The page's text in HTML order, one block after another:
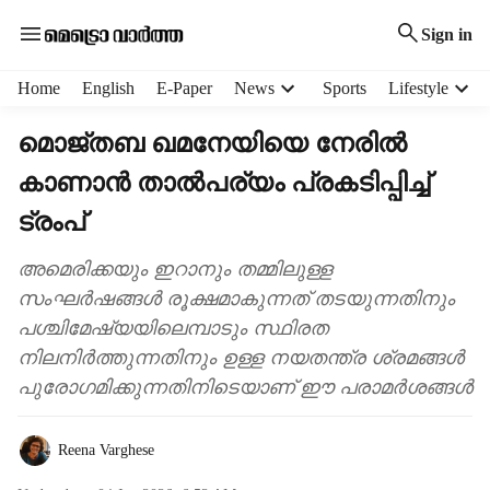
Sign in
Home English E-Paper News Sports Lifestyle
മൊജ്തബ ഖമനേയിയെ നേരിൽ
കാണാൻ താൽപര്യം പ്രകടിപ്പിച്ച്
ട്രംപ്
അമെരിക്കയും ഇറാനും തമ്മിലുള്ള
സംഘർഷങ്ങൾ രൂക്ഷമാകുന്നത് തടയുന്നതിനും
പശ്ചിമേഷ്യയിലെമ്പാടും സ്ഥിരത
നിലനിർത്തുന്നതിനും ഉള്ള നയതന്ത്ര ശ്രമങ്ങൾ
പുരോഗമിക്കുന്നതിനിടെയാണ് ഈ പരാമർശങ്ങൾ
Reena Varghese